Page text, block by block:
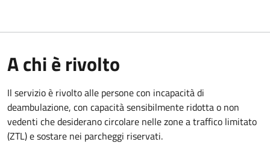
A chi è rivolto
Il servizio è rivolto alle persone con incapacità di
deambulazione, con capacità sensibilmente ridotta o non
vedenti che desiderano circolare nelle zone a traffico limitato
(ZTL) e sostare nei parcheggi riservati.